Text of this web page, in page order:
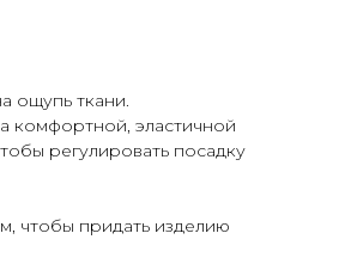
ощупь ткани.
комфортной, эластичной
регулировать посадку
чтобы придать изделию